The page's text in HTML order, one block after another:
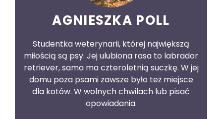
AGNIESZKA POLL
Studentka weterynarii, której największą
miłością są psy. Jej ulubiona rasa to labrador
retriever, sama ma czteroletnią suczkę. W jej
domu poza psami zawsze było też miejsce
dla kotów. W wolnych chwilach lub pisać
opowiadania.